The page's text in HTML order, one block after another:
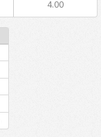
4.00